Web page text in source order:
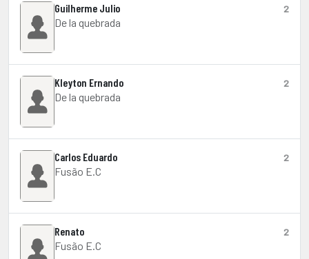
Guilherme Julio
De la quebrada
2
Kleyton Ernando
De la quebrada
2
Carlos Eduardo
Fusão E.C
2
Renato
Fusão E.C
2